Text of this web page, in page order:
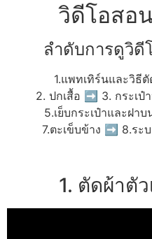
วิดีโอสอ
ลำดับการดูวิดี
1.แพทเทิร์นและวิธี
2. ปกเสื้อ ➡ 3. กระเ
5.เย็บกระเป๋าและฝ
7.ตะเข็บข้าง ➡ 8.ระ
1. ตัดผ้าตั